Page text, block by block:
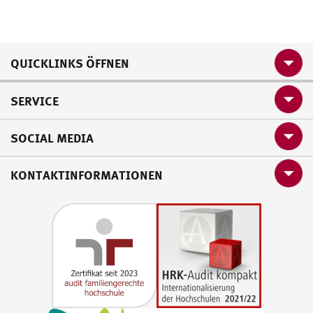
QUICKLINKS ÖFFNEN
SERVICE
SOCIAL MEDIA
KONTAKTINFORMATIONEN